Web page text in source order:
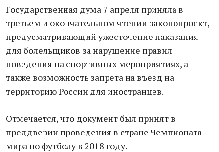
Государственная дума 7 апреля приняла в
третьем и окончательном чтении законопроект,
предусматривающий ужесточение наказания
для болельщиков за нарушение правил
поведения на спортивных мероприятиях, а
также возможность запрета на въезд на
территорию России для иностранцев.
Отмечается, что документ был принят в
преддверии проведения в стране Чемпионата
мира по футболу в 2018 году.